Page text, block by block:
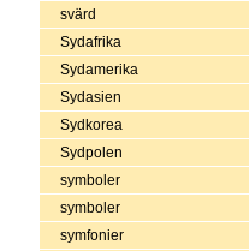
svärd
Sydafrika
Sydamerika
Sydasien
Sydkorea
Sydpolen
symboler
symboler
symfonier